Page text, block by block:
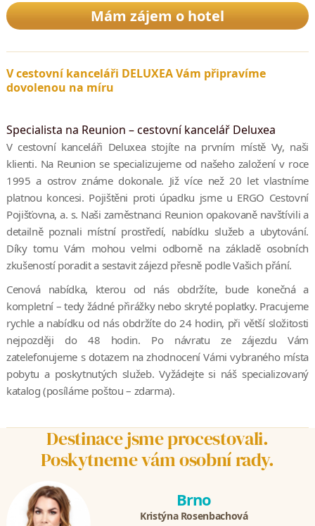
Mám zájem o hotel
V cestovní kanceláři DELUXEA Vám připravíme
dovolenou na míru
Specialista na Reunion – cestovní kancelář Deluxea
V cestovní kanceláři Deluxea stojíte na prvním místě Vy, naši
klienti. Na Reunion se specializujeme od našeho založení v roce
1995 a ostrov známe dokonale. Již více než 20 let vlastníme
platnou koncesi. Pojištěni proti úpadku jsme u ERGO Cestovní
Pojišťovna, a. s. Naši zaměstnanci Reunion opakovaně navštívili a
detailně poznali místní prostředí, nabídku služeb a ubytování.
Díky tomu Vám mohou velmi odborně na základě osobních
zkušeností poradit a sestavit zájezd přesně podle Vašich přání.
Cenová nabídka, kterou od nás obdržíte, bude konečná a
kompletní – tedy žádné přirážky nebo skryté poplatky. Pracujeme
rychle a nabídku od nás obdržíte do 24 hodin, při větší složitosti
nejpozději do 48 hodin. Po návratu ze zájezdu Vám
zatelefonujeme s dotazem na zhodnocení Vámi vybraného místa
pobytu a poskytnutých služeb. Vyžádejte si náš specializovaný
katalog (posíláme poštou – zdarma).
Destinace jsme procestovali.
Poskytneme vám osobní rady.
Brno
Kristýna Rosenbachová